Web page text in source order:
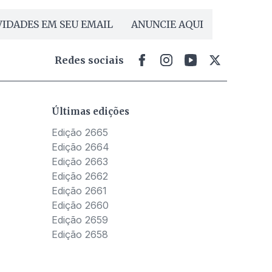
EM SEU EMAIL ANUNCIE AQUI
Redes sociais
Últimas edições
Edição 2665
Edição 2664
Edição 2663
Edição 2662
Edição 2661
Edição 2660
Edição 2659
Edição 2658